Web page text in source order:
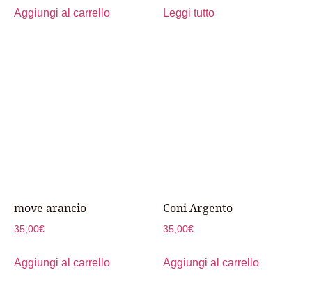
Aggiungi al carrello Leggi tutto
move arancio
35,00€
Aggiungi al carrello
Coni Argento
35,00€
Aggiungi al carrello